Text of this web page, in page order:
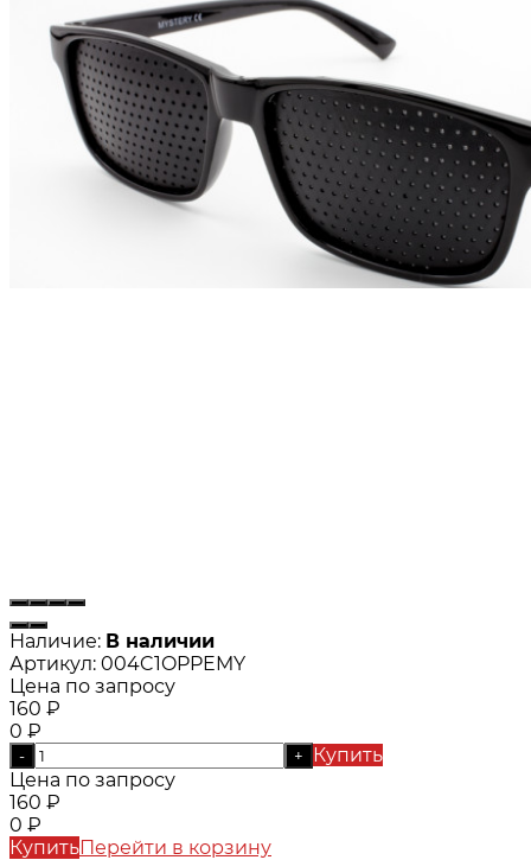
Наличие: В наличии
Артикул: 004C1OPPEMY
Цена по запросу
160 ₽
0 ₽
- +
Купить
Цена по запросу
160 ₽
0 ₽
КупитьПерейти в корзину